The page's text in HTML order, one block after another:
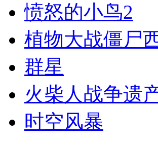
愤怒的小鸟2
植物大战僵尸
群星
火柴人战争遗
时空风暴